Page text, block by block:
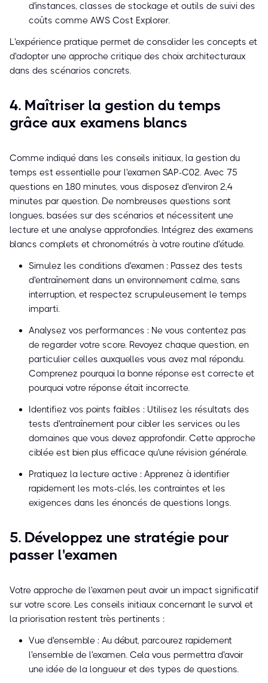
d'instances, classes de stockage et outils de suivi des
coûts comme AWS Cost Explorer.
L'expérience pratique permet de consolider les concepts et
d'adopter une approche critique des choix architecturaux
dans des scénarios concrets.
4. Maîtriser la gestion du temps
grâce aux examens blancs
Comme indiqué dans les conseils initiaux, la gestion du
temps est essentielle pour l'examen SAP-C02. Avec 75
questions en 180 minutes, vous disposez d'environ 2,4
minutes par question. De nombreuses questions sont
longues, basées sur des scénarios et nécessitent une
lecture et une analyse approfondies. Intégrez des examens
blancs complets et chronométrés à votre routine d'étude.
Simulez les conditions d'examen : Passez des tests
d'entraînement dans un environnement calme, sans
interruption, et respectez scrupuleusement le temps
imparti.
Analysez vos performances : Ne vous contentez pas
de regarder votre score. Revoyez chaque question, en
particulier celles auxquelles vous avez mal répondu.
Comprenez pourquoi la bonne réponse est correcte et
pourquoi votre réponse était incorrecte.
Identifiez vos points faibles : Utilisez les résultats des
tests d'entraînement pour cibler les services ou les
domaines que vous devez approfondir. Cette approche
ciblée est bien plus efficace qu'une révision générale.
Pratiquez la lecture active : Apprenez à identifier
rapidement les mots-clés, les contraintes et les
exigences dans les énoncés de questions longs.
5. Développez une stratégie pour
passer l'examen
Votre approche de l'examen peut avoir un impact significatif
sur votre score. Les conseils initiaux concernant le survol et
la priorisation restent très pertinents :
Vue d'ensemble : Au début, parcourez rapidement
l'ensemble de l'examen. Cela vous permettra d'avoir
une idée de la longueur et des types de questions.